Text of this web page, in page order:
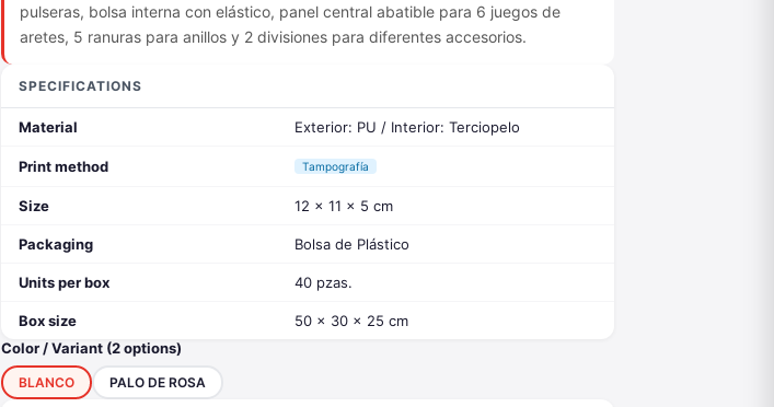
pulseras, bolsa interna con elástico, panel central abatible para 6 juegos de
aretes, 5 ranuras para anillos y 2 divisiones para diferentes accesorios.
SPECIFICATIONS
Material Exterior: PU / Interior: Terciopelo
Print method Tampografía
Size 12 x 11 x 5 cm
Packaging Bolsa de Plástico
Units per box 40 pzas.
Box size
50 x 30 x 25 cm
Color / Variant (2 options)
BLANCO PALO DE ROSA